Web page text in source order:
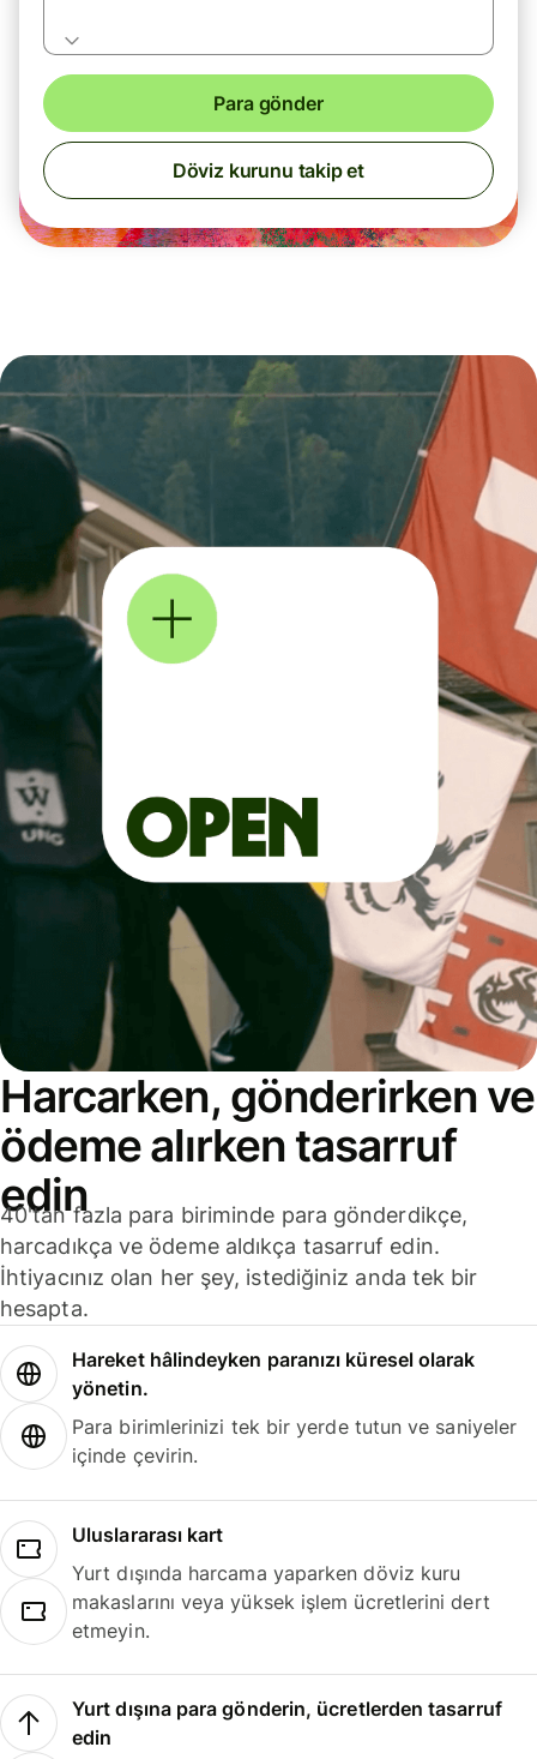
Para gönder
Döviz kurunu takip et
Harcarken, gönderirken ve
ödeme alırken tasarruf
edin
40'tan fazla para biriminde para gönderdikçe,
harcadıkça ve ödeme aldıkça tasarruf edin.
İhtiyacınız olan her şey, istediğiniz anda tek bir
hesapta.
Hareket hâlindeyken paranızı küresel olarak
yönetin.
Para birimlerinizi tek bir yerde tutun ve saniyeler
içinde çevirin.
Uluslararası kart
Yurt dışında harcama yaparken döviz kuru
makaslarını veya yüksek işlem ücretlerini dert
etmeyin.
Yurt dışına para gönderin, ücretlerden tasarruf
edin